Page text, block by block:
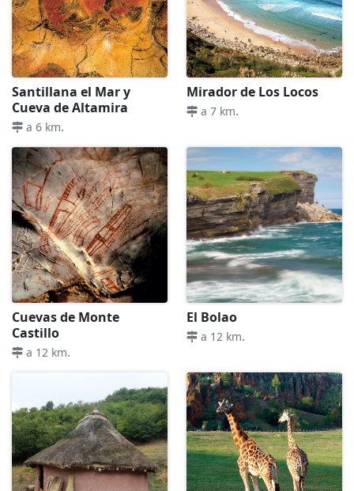
Santillana el Mar y
Cueva de Altamira
a 6 km.
Mirador de Los Locos
a 7 km.
Cuevas de Monte
Castillo
a 12 km.
El Bolao
a 12 km.